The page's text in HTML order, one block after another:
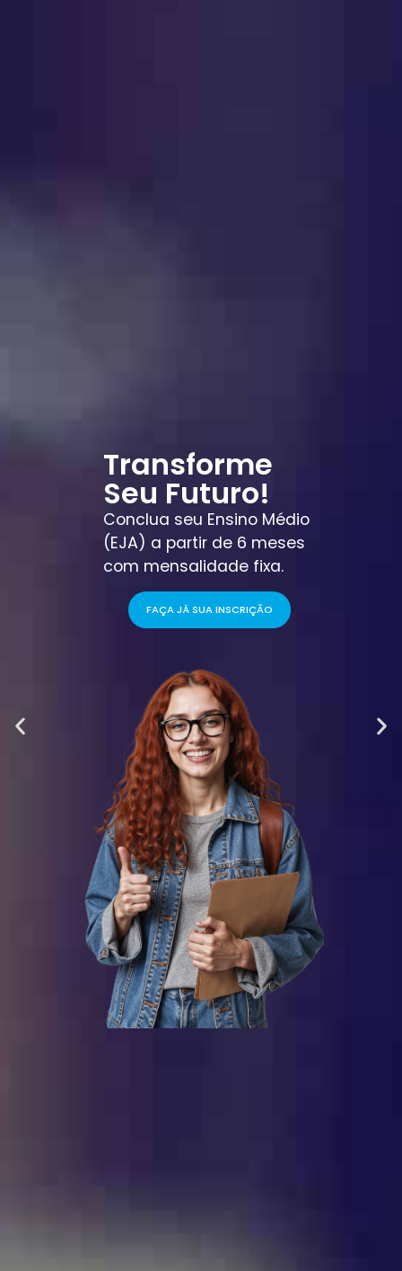
Transforme
Seu Futuro!
Conclua seu Ensino Médio
(EJA) a partir de 6 meses
com mensalidade fixa.
FAÇA JÁ SUA INSCRIÇÃO